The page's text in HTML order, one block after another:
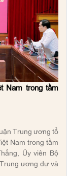
Nam trong tầm
Trung ương tổ
Nam trong tầm
Ủy viên Bộ
ương dự và